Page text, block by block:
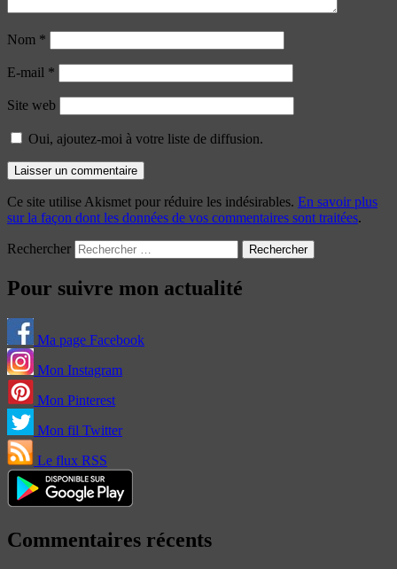
Nom *
E-mail *
Site web
Oui, ajoutez-moi à votre liste de diffusion.
Ce site utilise Akismet pour réduire les indésirables. En savoir plus
sur la façon dont les données de vos commentaires sont traitées.
Rechercher
Pour suivre mon actualité
Ma page Facebook
Mon Instagram
Mon Pinterest
Mon fil Twitter
Le flux RSS
Commentaires récents